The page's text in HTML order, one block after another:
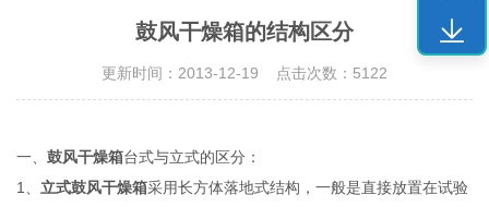
鼓风干燥箱的结构区分
更新时间：2013-12-19 点击次数：5122
一、鼓风干燥箱台式与立式的区分：
1、立式鼓风干燥箱采用长方体落地式结构，一般是直接放置在试验